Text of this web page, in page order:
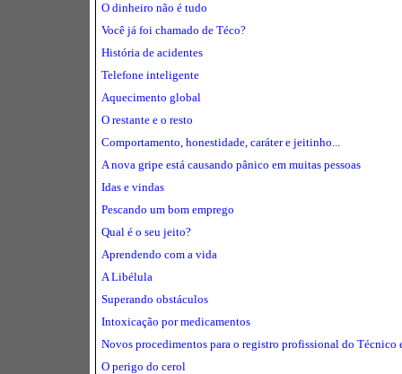
O dinheiro não é tudo
Você já foi chamado de Téco?
História de acidentes
Telefone inteligente
Aquecimento global
O restante e o resto
Comportamento, honestidade, caráter e jeitinho...
A nova gripe está causando pânico em muitas pessoas
Idas e vindas
Pescando um bom emprego
Qual é o seu jeito?
Aprendendo com a vida
A Libélula
Superando obstáculos
Intoxicação por medicamentos
Novos procedimentos para o registro profissional do Técnico
O perigo do cerol